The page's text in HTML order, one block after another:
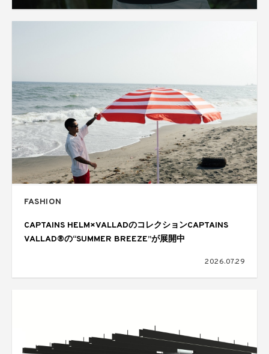
FASHION
CAPTAINS HELM×VALLADのコレクションCAPTAINS
VALLAD®の“SUMMER BREEZE”が展開中
2026.07.29